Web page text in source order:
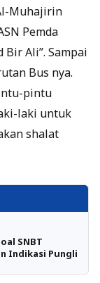
Muhajirin
Pemda
Ali”. Sampai
Bus nya.
pintu
laki untuk
shalat
SNBT
Indikasi Pungli